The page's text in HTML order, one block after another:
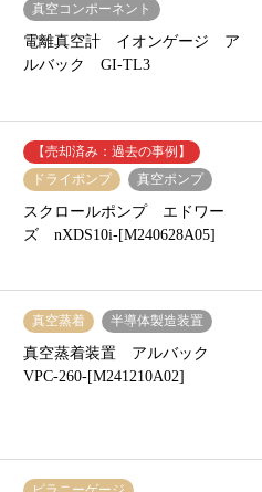
真空コンポーネント
電離真空計 イオンゲージ ア
ルバック GI-TL3
【売却済み：過去の事例】
ドライポンプ
真空ポンプ
スクロールポンプ エドワー
ズ nXDS10i-[M240628A05]
真空蒸着 半導体製造装置
真空蒸着装置 アルバック
VPC-260-[M241210A02]